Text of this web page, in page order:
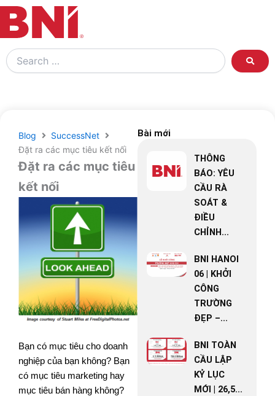
Search
…
Blog
SuccessNet
Đặt ra các mục tiêu kết nối
Đặt ra các mục tiêu
kết nối
Bạn có mục tiêu cho doanh
nghiệp của bạn không? Bạn
có mục tiêu marketing hay
mục tiêu bán hàng không?
Bài mới
THÔNG
BÁO: YÊU
CẦU RÀ
SOÁT &
ĐIỀU
CHỈNH...
BNI HANOI
06 | KHỞI
CÔNG
TRƯỜNG
ĐẸP –...
BNI TOÀN
CẦU LẬP
KỶ LỤC
MỚI | 26,5...